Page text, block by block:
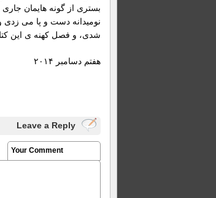
بستری از گونه هایمان
نومیدانه دست و پا می زدی
شدی، و فصل کهنه ی این
هفتم دسامبر ۲۰۱۴
Leave a Reply
Your Comment